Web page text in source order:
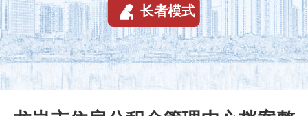
 长者模式